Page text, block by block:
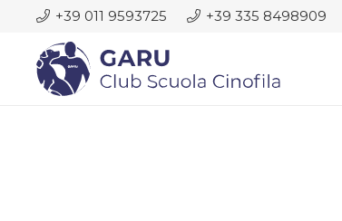
+39 011 9593725 +39 335 8498909